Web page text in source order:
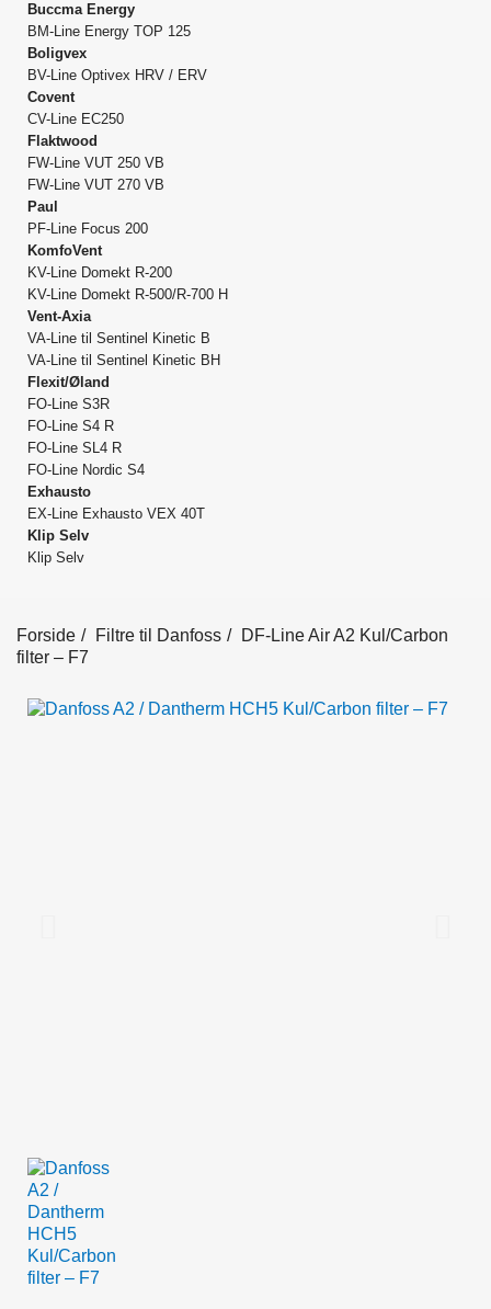
Buccma Energy
BM-Line Energy TOP 125
Boligvex
BV-Line Optivex HRV / ERV
Covent
CV-Line EC250
Flaktwood
FW-Line VUT 250 VB
FW-Line VUT 270 VB
Paul
PF-Line Focus 200
KomfoVent
KV-Line Domekt R-200
KV-Line Domekt R-500/R-700 H
Vent-Axia
VA-Line til Sentinel Kinetic B
VA-Line til Sentinel Kinetic BH
Flexit/Øland
FO-Line S3R
FO-Line S4 R
FO-Line SL4 R
FO-Line Nordic S4
Exhausto
EX-Line Exhausto VEX 40T
Klip Selv
Klip Selv
Forside Filtre til Danfoss
DF-Line Air A2 Kul/Carbon
filter – F7